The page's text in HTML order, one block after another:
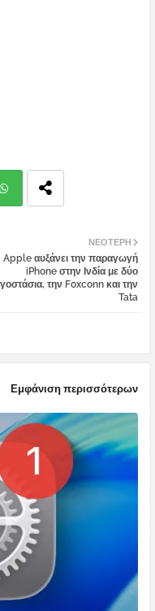
ΝΕΌΤΕΡΗ
Apple αυξάνει την παραγωγή
iPhone στην Ινδία με δύο
την Foxconn και την
Tata
Εμφάνιση περισσότερων